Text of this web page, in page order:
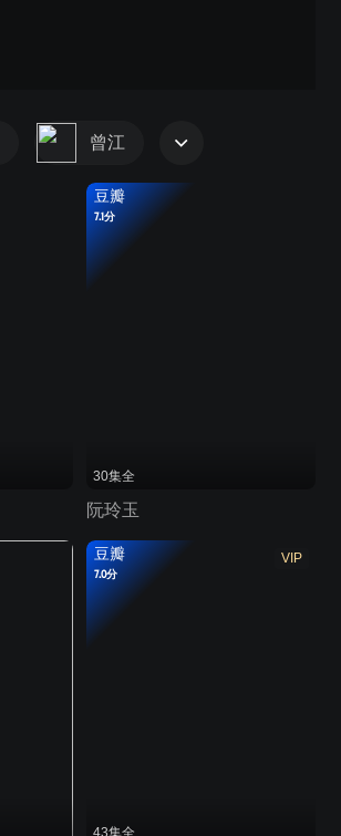
曾江
豆瓣
7.1分
30集全
阮玲玉
VIP
豆瓣
7.0分